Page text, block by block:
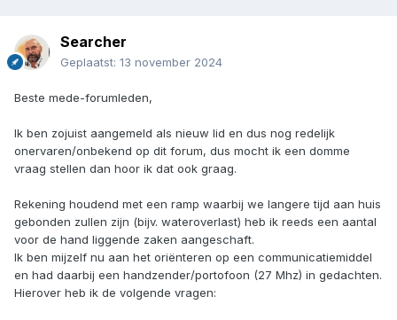
Searcher
Geplaatst: 13 november 2024
Beste mede-forumleden,
Ik ben zojuist aangemeld als nieuw lid en dus nog redelijk
onervaren/onbekend op dit forum, dus mocht ik een domme
vraag stellen dan hoor ik dat ook graag.
Rekening houdend met een ramp waarbij we langere tijd aan huis
gebonden zullen zijn (bijv. wateroverlast) heb ik reeds een aantal
voor de hand liggende zaken aangeschaft.
Ik ben mijzelf nu aan het oriënteren op een communicatiemiddel
en had daarbij een handzender/portofoon (27 Mhz) in gedachten.
Hierover heb ik de volgende vragen: